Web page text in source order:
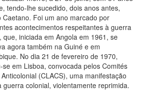
tendo-lhe sucedido, dois anos antes,
Caetano. Foi um ano marcado por
acontecimentos respeitantes à guerra
que, iniciada em Angola em 1961, se
agora também na Guiné e em
No dia 21 de fevereiro de 1970,
se em Lisboa, convocada pelos Comités
(CLACS), uma manifestação
guerra colonial, violentamente reprimida.